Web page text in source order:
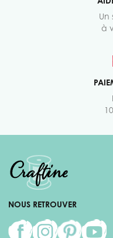
Un
à
NOUS RETROUVER